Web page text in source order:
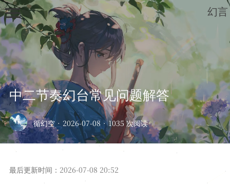
中二节奏幻台常见问题解答
循幻空 · 2026-07-08 · 1035 次阅读
最后更新时间：2026-07-08 20:52
幻言
首页
归档
笔记